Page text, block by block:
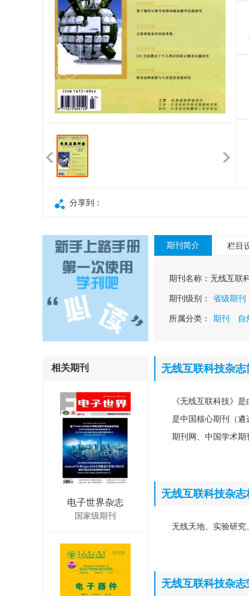
分享到：
相关期刊
电子世界杂志
国家级期刊
期刊简介 栏目
期刊名称： 无线互联
期刊级别： 省级期刊
所属分类： 期刊 自
无线互联科技杂志
《无线互联科技》
是中国核心期刊（
期刊网、中国学术期
无线互联科技杂志
无线天地、实验研
无线互联科技杂志